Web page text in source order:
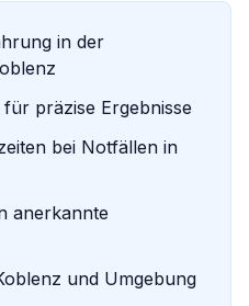
in der
präzise Ergebnisse
bei Notfällen in
anerkannte
und Umgebung